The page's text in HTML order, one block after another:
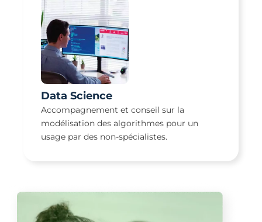
Data Science
Accompagnement et conseil sur la
modélisation des algorithmes pour un
usage par des non-spécialistes.